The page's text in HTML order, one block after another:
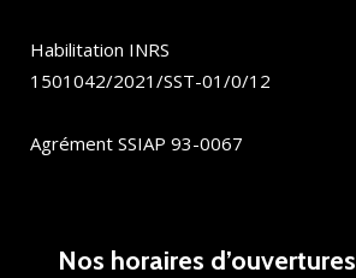
Habilitation INRS
1501042/2021/SST-01/0/12
Agrément SSIAP 93-0067
Nos horaires d’ouvertures